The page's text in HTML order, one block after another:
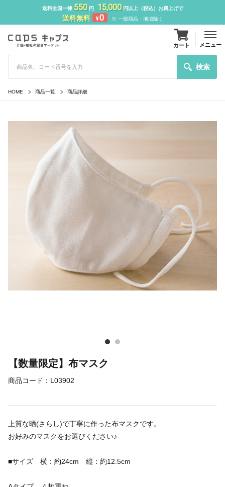
送料全国一律 550円 15,000円以上（税込）お買上げで
送料無料 ¥0 ※ 一部商品・地域除く
検索
カート メニュー
HOME 商品一覧 商品詳細
【数量限定】布マスク
商品コード： L03902
上質な晒(さらし)で丁寧に作った布マスクです。
お好みのマスクをお選びください♪
■サイズ 横：約24cm 縦：約12.5cm